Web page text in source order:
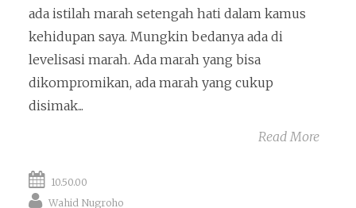
ada istilah marah setengah hati dalam kamus
kehidupan saya. Mungkin bedanya ada di
levelisasi marah. Ada marah yang bisa
dikompromikan, ada marah yang cukup
disimak...
Read More
10.50.00
Wahid Nugroho